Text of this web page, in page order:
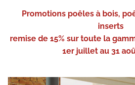
Promotions poêles à bois,
inserts
remise de 15% sur toute la
1er juillet au 31